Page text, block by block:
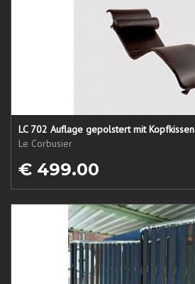
LC 702 Auflage gepolstert mit Kopfkissen
Le Corbusier
€ 499.00